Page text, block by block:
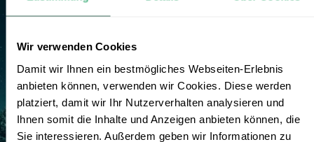
Wir verwenden Cookies
Damit wir Ihnen ein bestmögliches Webseiten-Erlebnis
anbieten können, verwenden wir Cookies. Diese werden
platziert, damit wir Ihr Nutzerverhalten analysieren und
Ihnen somit die Inhalte und Anzeigen anbieten können, die
Sie interessieren. Außerdem geben wir Informationen zu